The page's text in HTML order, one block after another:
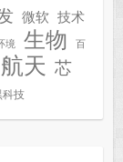
微软 技术
境 生物 百
航天 芯
科技